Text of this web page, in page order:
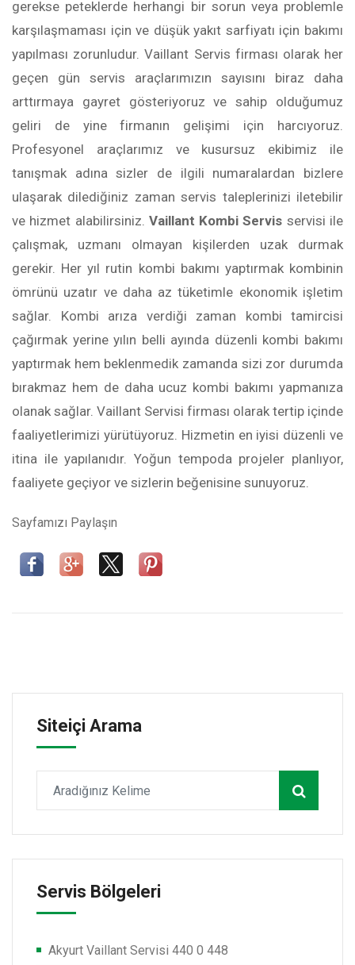
gerekse peteklerde herhangi bir sorun veya problemle
karşılaşmaması için ve düşük yakıt sarfiyatı için bakımı
yapılması zorunludur. Vaillant Servis firması olarak her
geçen gün servis araçlarımızın sayısını biraz daha
arttırmaya gayret gösteriyoruz ve sahip olduğumuz
geliri de yine firmanın gelişimi için harcıyoruz.
Profesyonel araçlarımız ve kusursuz ekibimiz ile
tanışmak adına sizler de ilgili numaralardan bizlere
ulaşarak dilediğiniz zaman servis taleplerinizi iletebilir
ve hizmet alabilirsiniz. Vaillant Kombi Servis servisi ile
çalışmak, uzmanı olmayan kişilerden uzak durmak
gerekir. Her yıl rutin kombi bakımı yaptırmak kombinin
ömrünü uzatır ve daha az tüketimle ekonomik işletim
sağlar. Kombi arıza verdiği zaman kombi tamircisi
çağırmak yerine yılın belli ayında düzenli kombi bakımı
yaptırmak hem beklenmedik zamanda sizi zor durumda
bırakmaz hem de daha ucuz kombi bakımı yapmanıza
olanak sağlar. Vaillant Servisi firması olarak tertip içinde
faaliyetlerimizi yürütüyoruz. Hizmetin en iyisi düzenli ve
itina ile yapılanıdır. Yoğun tempoda projeler planlıyor,
faaliyete geçiyor ve sizlerin beğenisine sunuyoruz.
Sayfamızı Paylaşın
Siteiçi Arama
Servis Bölgeleri
Akyurt Vaillant Servisi 440 0 448